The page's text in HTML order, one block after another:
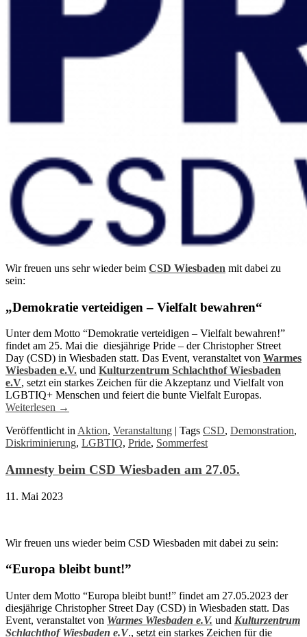
Wir freuen uns sehr wieder beim CSD Wiesbaden mit dabei zu
sein:
„Demokratie verteidigen – Vielfalt bewahren“
Unter dem Motto “Demokratie verteidigen – Vielfalt bewahren!”
findet am 25. Mai die diesjährige Pride – der Christopher Street
Day (CSD) in Wiesbaden statt. Das Event, veranstaltet von Warmes
Wiesbaden e.V. und Kulturzentrum Schlachthof Wiesbaden
e.V, setzt ein starkes Zeichen für die Akzeptanz und Vielfalt von
LGBTIQ+ Menschen und feiert die bunte Vielfalt Europas.
Weiterlesen →
Veröffentlicht in Aktion, Veranstaltung | Tags CSD, Demonstration,
Diskriminierung, LGBTIQ, Pride, Sommerfest
Amnesty beim CSD Wiesbaden am 27.05.
11. Mai 2023
Wir freuen uns wieder beim CSD Wiesbaden mit dabei zu sein:
“Europa bleibt bunt!”
Unter dem Motto “Europa bleibt bunt!” findet am 27.05.2023 der
diesjährige Christopher Street Day (CSD) in Wiesbaden statt. Das
Event, veranstaltet von Warmes Wiesbaden e.V. und Kulturzentrum
Schlachthof Wiesbaden e.V., setzt ein starkes Zeichen für die